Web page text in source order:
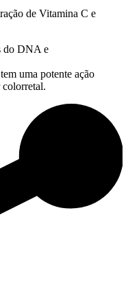
de Vitamina C e
do DNA e
uma potente ação